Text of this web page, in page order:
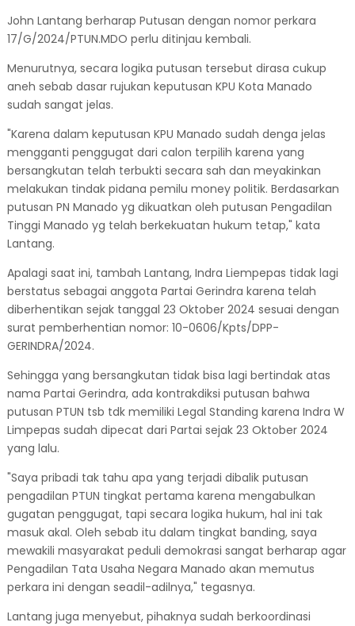
John Lantang berharap Putusan dengan nomor perkara
17/G/2024/PTUN.MDO perlu ditinjau kembali.
Menurutnya, secara logika putusan tersebut dirasa cukup
aneh sebab dasar rujukan keputusan KPU Kota Manado
sudah sangat jelas.
"Karena dalam keputusan KPU Manado sudah denga jelas
mengganti penggugat dari calon terpilih karena yang
bersangkutan telah terbukti secara sah dan meyakinkan
melakukan tindak pidana pemilu money politik. Berdasarkan
putusan PN Manado yg dikuatkan oleh putusan Pengadilan
Tinggi Manado yg telah berkekuatan hukum tetap," kata
Lantang.
Apalagi saat ini, tambah Lantang, Indra Liempepas tidak lagi
berstatus sebagai anggota Partai Gerindra karena telah
diberhentikan sejak tanggal 23 Oktober 2024 sesuai dengan
surat pemberhentian nomor: 10-0606/Kpts/DPP-
GERINDRA/2024.
Sehingga yang bersangkutan tidak bisa lagi bertindak atas
nama Partai Gerindra, ada kontrakdiksi putusan bahwa
putusan PTUN tsb tdk memiliki Legal Standing karena Indra W
Limpepas sudah dipecat dari Partai sejak 23 Oktober 2024
yang lalu.
"Saya pribadi tak tahu apa yang terjadi dibalik putusan
pengadilan PTUN tingkat pertama karena mengabulkan
gugatan penggugat, tapi secara logika hukum, hal ini tak
masuk akal. Oleh sebab itu dalam tingkat banding, saya
mewakili masyarakat peduli demokrasi sangat berharap agar
Pengadilan Tata Usaha Negara Manado akan memutus
perkara ini dengan seadil-adilnya," tegasnya.
Lantang juga menyebut, pihaknya sudah berkoordinasi